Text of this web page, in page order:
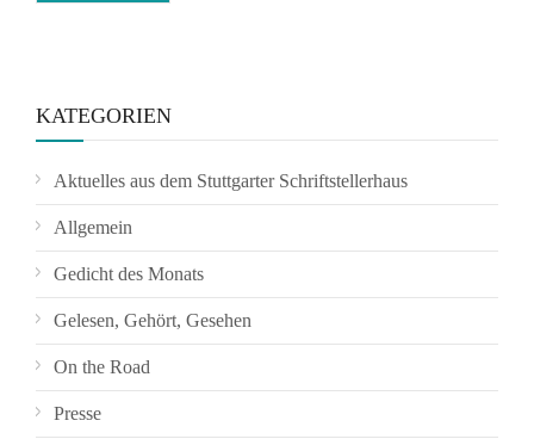
KATEGORIEN
Aktuelles aus dem Stuttgarter Schriftstellerhaus
Allgemein
Gedicht des Monats
Gelesen, Gehört, Gesehen
On the Road
Presse